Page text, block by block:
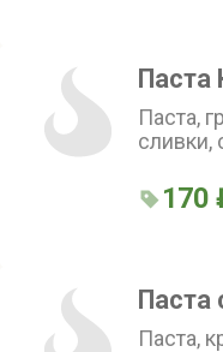
Паста
Паста,
сливки,
170
Паста
Паста,